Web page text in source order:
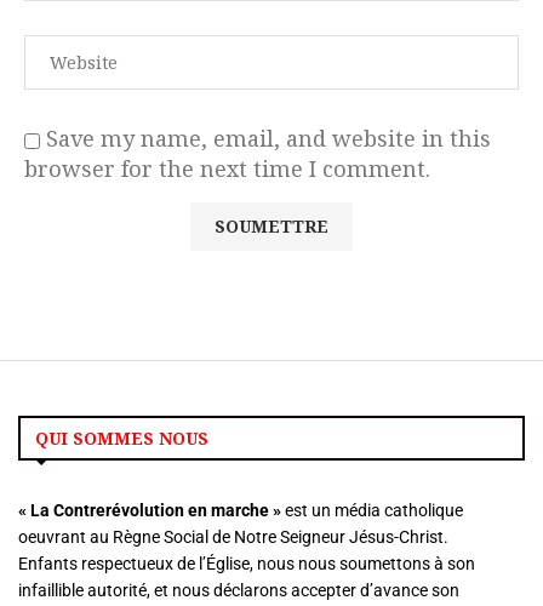
Save my name, email, and website in this
browser for the next time I comment.
QUI SOMMES NOUS
« La Contrerévolution en marche »est un média catholique
oeuvrant au Règne Social de Notre Seigneur Jésus-Christ.
Enfants respectueux de l’Église, nous nous soumettons à son
infaillible autorité, et nous déclarons accepter d’avance son